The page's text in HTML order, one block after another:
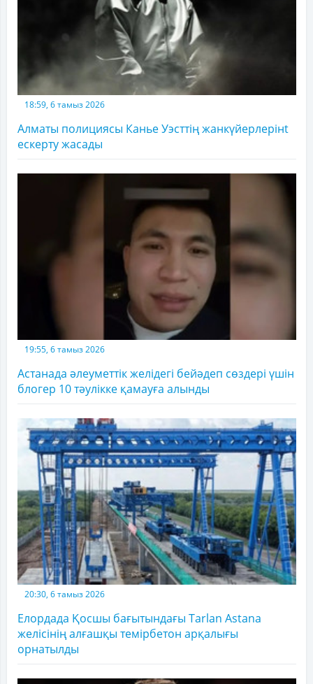
18:59, 6 тамыз 2026
Алматы полициясы Канье Уэсттің жанкүйерлерінt
ескерту жасады
19:55, 6 тамыз 2026
Астанада әлеуметтік желідегі бейәдеп сөздері үшін
блогер 10 тәулікке қамауға алынды
20:30, 6 тамыз 2026
Елордада Қосшы бағытындағы Tarlan Astana
желісінің алғашқы темірбетон арқалығы
орнатылды